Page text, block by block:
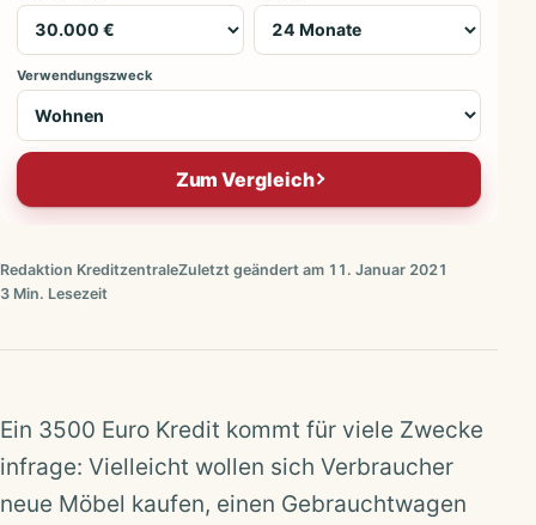
Verwendungszweck
Zum Vergleich
Redaktion KreditzentraleZuletzt geändert am 11. Januar 2021
3 Min. Lesezeit
Ein 3500 Euro Kredit kommt für viele Zwecke
infrage: Vielleicht wollen sich Verbraucher
neue Möbel kaufen, einen Gebrauchtwagen